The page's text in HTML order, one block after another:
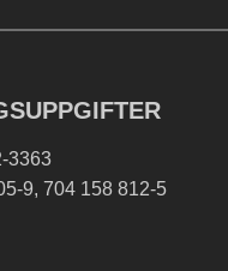
3363
9, 704 158 812-5